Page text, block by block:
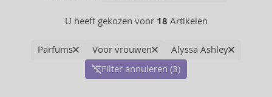
U heeft gekozen voor 18 Artikelen
Parfums Voor vrouwen
Alyssa Ashley
Filter annuleren (3)